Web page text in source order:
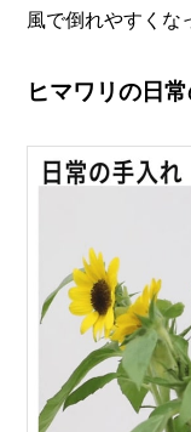
風で倒れやすくな
ヒマワリの日